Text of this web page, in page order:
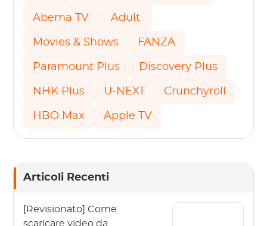
Abema TV Adult
Movies & Shows FANZA
Paramount Plus Discovery Plus
NHK Plus U-NEXT Crunchyroll
HBO Max Apple TV
Articoli Recenti
[Revisionato] Come
scaricare video da